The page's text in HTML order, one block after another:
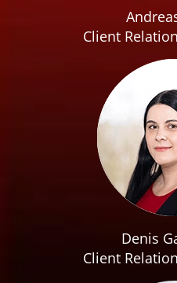
Client
Denis
Client